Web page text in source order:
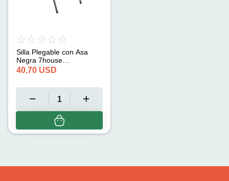
Silla Plegable con Asa
Negra 7house
(47x58x87cm)
40,70 USD